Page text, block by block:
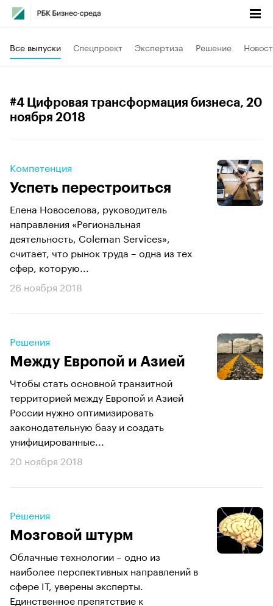
Все выпуски Спецпроект Экспертиза Решение
#4 Цифровая трансформация бизнеса, 20
ноября 2018
Компетенция
Успеть перестроиться
Елена Новоселова, руководитель
направления «Региональная
деятельность, Coleman Services»,
считает, что рынок труда – одна из тех
сфер, которую...
26 ноября 2018
Решения
Между Европой и Азией
Чтобы стать основной транзитной
территорией между Европой и Азией
России нужно оптимизировать
законодательную базу и создать
унифицированные...
20 ноября 2018
Решения
Мозговой штурм
Облачные технологии – одно из
наиболее перспективных направлений в
сфере IT, уверены эксперты.
Единственное препятствие к